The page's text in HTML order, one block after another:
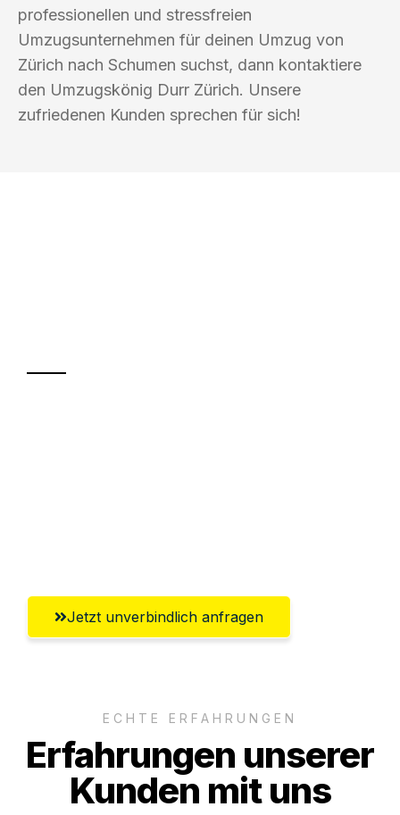
professionellen und stressfreien
Umzugsunternehmen für deinen Umzug von
Zürich nach Schumen suchst, dann kontaktiere
den Umzugskönig Durr Zürich. Unsere
zufriedenen Kunden sprechen für sich!
Jetzt unverbindlich anfragen
ECHTE ERFAHRUNGEN
Erfahrungen unserer
Kunden mit uns